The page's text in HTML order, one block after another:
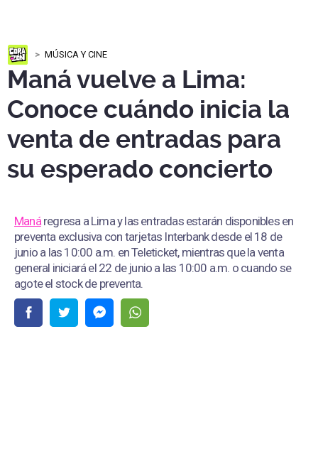
MÚSICA Y CINE
Maná vuelve a Lima:
Conoce cuándo inicia la
venta de entradas para
su esperado concierto
Manáregresa a Lima y las entradas estarán disponibles en
preventa exclusiva con tarjetas Interbank desde el 18 de
junio a las 10:00 a.m. en Teleticket, mientras que la venta
general iniciará el 22 de junio a las 10:00 a.m. o cuando se
agote el stock de preventa.